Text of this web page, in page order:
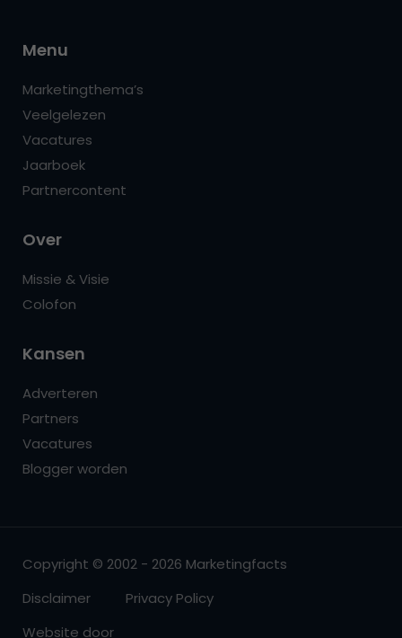
Menu
Marketingthema’s
Veelgelezen
Vacatures
Jaarboek
Partnercontent
Over
Missie & Visie
Colofon
Kansen
Adverteren
Partners
Vacatures
Blogger worden
Copyright © 2002 - 2026 Marketingfacts
Disclaimer
Privacy Policy
Website door